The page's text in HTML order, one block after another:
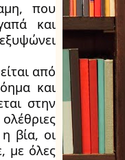
που
και
από
και
στην
βία, οι
με όλες